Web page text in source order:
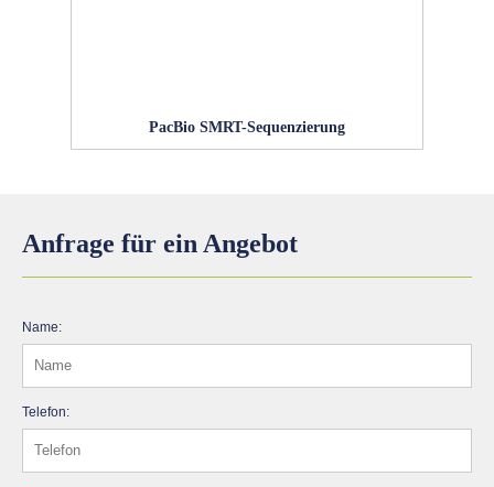
PacBio SMRT-Sequenzierung
Anfrage für ein Angebot
Name:
Telefon: